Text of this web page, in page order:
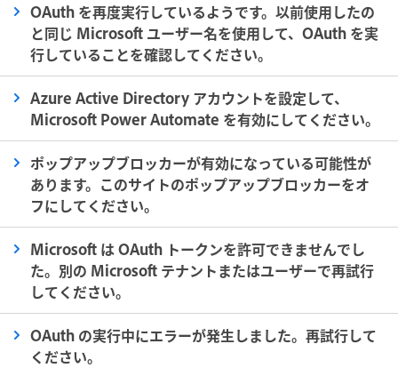
OAuth を再度実行しているようです。以前使用したの
と同じ Microsoft ユーザー名を使用して、OAuth を実
行していることを確認してください。
Azure Active Directory アカウントを設定して、
Microsoft Power Automate を有効にしてください。
ポップアップブロッカーが有効になっている可能性が
あります。このサイトのポップアップブロッカーをオ
フにしてください。
Microsoft は OAuth トークンを許可できませんでし
た。別の Microsoft テナントまたはユーザーで再試行
してください。
OAuth の実行中にエラーが発生しました。再試行して
ください。